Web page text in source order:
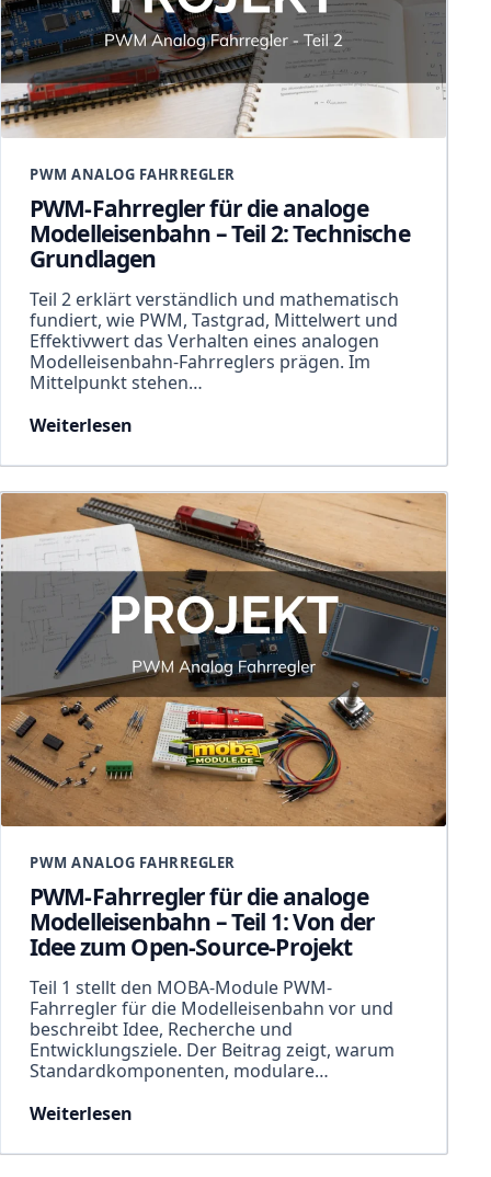
PWM ANALOG FAHRREGLER
PWM-Fahrregler für die analoge
Modelleisenbahn – Teil 2: Technische
Grundlagen
Teil 2 erklärt verständlich und mathematisch
fundiert, wie PWM, Tastgrad, Mittelwert und
Effektivwert das Verhalten eines analogen
Modelleisenbahn-Fahrreglers prägen. Im
Mittelpunkt stehen…
Weiterlesen
PWM ANALOG FAHRREGLER
PWM-Fahrregler für die analoge
Modelleisenbahn – Teil 1: Von der
Idee zum Open-Source-Projekt
Teil 1 stellt den MOBA-Module PWM-
Fahrregler für die Modelleisenbahn vor und
beschreibt Idee, Recherche und
Entwicklungsziele. Der Beitrag zeigt, warum
Standardkomponenten, modulare…
Weiterlesen